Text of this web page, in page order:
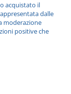
acquistato il
dalle
moderazione
positive che